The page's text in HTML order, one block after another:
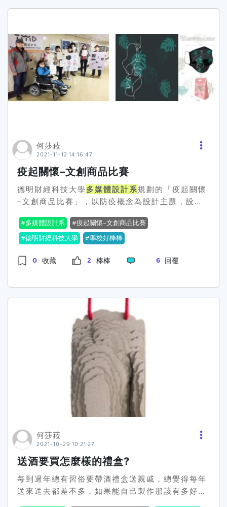
最多交2件，展示個人或團隊完成的專題作品或實
堂內外的學習成果。 ⭐建議申請者提供曾獲得多媒
體設計相關比賽獎項的作品，並附上設計理念說
明。此外，提交經教師認證的課程學習成果或作
品，有助於更全面地了解申請者的實力。 三、多元
表現多媒體設計系
鼓勵學生在學術之外，積極參與
各類活動，以展現多元才能。申請者可交以下項
語能力，成果即為英聽、英檢、多益等證明或學習
心得。 競賽表現：參與校內外各類競賽的經驗，重
在說明參賽動機、心得體會以及所學到的技能。 服
務學習經驗：在服務學習經驗能展現對室內設計產
業及空間議題的關心與具體成果或事蹟。 社團活動
經驗：社團參與能展現對室內設計產業及空間議題
的關心與具體成果或事蹟，重質不重量 四、多元
表現綜整心得申請者需撰寫多元表現的綜合心得，
反思高中階段的多元學習經歷，總結所獲得的成長
與啟示。避免提供制式化內容，請真實（非被迫參
與）學習成長的項目，詳細且自然的描述成長的過
申請者應包括以下內容： 高中階段的學習反思：評
估自身學習過程，記錄重要的學習經驗與反思。 擅
長科目與技能：描述自己的強項，以及如何將其創
新應用於多媒體設計領域。 學習應用：說明如何將
所學知識運用於多媒體設計的實踐中。 面對挑戰與
改進：分享在學習中遇到的困難，如何解決，並進
職業規劃?如畢業後打算繼續升學或就業?為此做的
相關準備? 六、其他有利審查資料若有其他能夠展
現個人特質或能力的資料，申請者可自行提供，以
設計系!
何莎菈
2021-11-12 14:16:47
疫起關懷–文創商品比賽
德明財經科技大學多媒體設計系規劃的「疫起關懷
–文創商品比賽」，以防疫概念為設計主題，設計
的《文藝》以情感的意象作為視覺主軸，搭配植物
造形的裝飾圖騰，期許在防疫期間仍持續展現文藝
藝》與產品示意圖。德明財經科技大學 多媒體設計
結
N=19911
多媒體設計系
疫起關懷–文創商品比賽
德明財經科技大學
學校好棒棒
0 收藏 2 棒棒 6 回覆
何莎菈
2021-10-29 10:21:27
送酒要買怎麼樣的禮盒?
每到過年總有習俗要帶酒禮盒送親戚，總覺得每年
送來送去都差不多，如果能自己製作那該有多好，